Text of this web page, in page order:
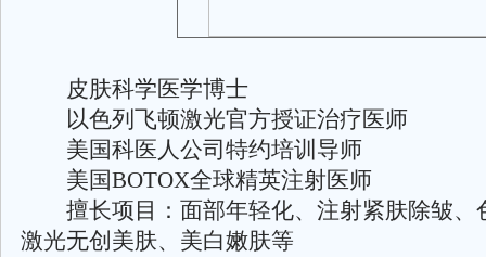
皮肤科学医学博士
以色列飞顿激光官方授证治疗医师
美国科医人公司特约培训导师
美国BOTOX全球精英注射医师
擅长项目：面部年轻化、注射紧肤除皱、
激光无创美肤、美白嫩肤等